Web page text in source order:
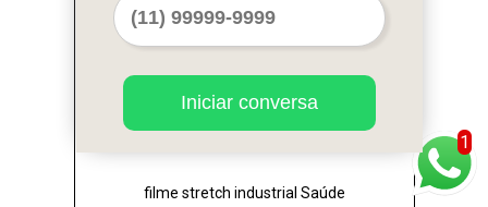
filme stretch industrial Saúde
1
Iniciar conversa